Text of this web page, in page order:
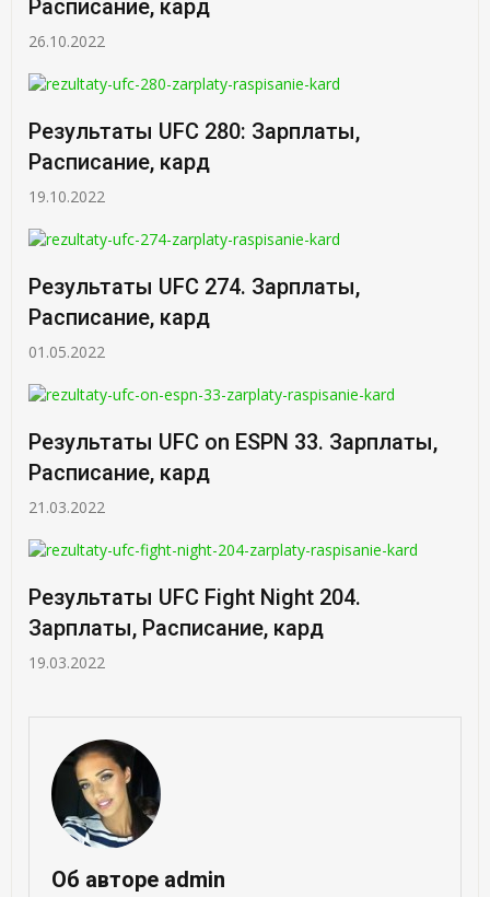
Расписание, кард
26.10.2022
Результаты UFC 280: Зарплаты,
Расписание, кард
19.10.2022
Результаты UFC 274. Зарплаты,
Расписание, кард
01.05.2022
Результаты UFC on ESPN 33. Зарплаты,
Расписание, кард
21.03.2022
Результаты UFC Fight Night 204.
Зарплаты, Расписание, кард
19.03.2022
Об авторе admin